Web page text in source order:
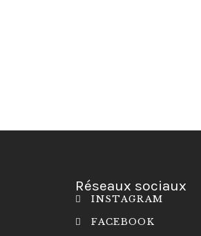
Réseaux sociaux
INSTAGRAM
FACEBOOK